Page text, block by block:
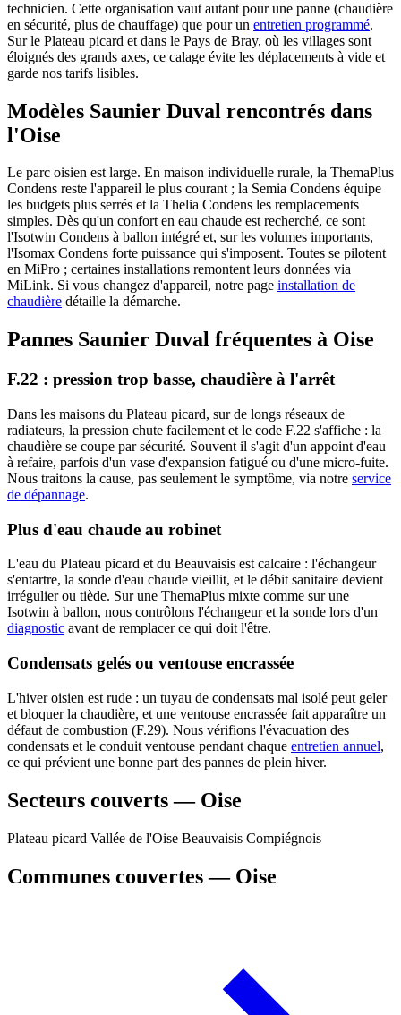
technicien. Cette organisation vaut autant pour une panne (chaudière
en sécurité, plus de chauffage) que pour un entretien programmé.
Sur le Plateau picard et dans le Pays de Bray, où les villages sont
éloignés des grands axes, ce calage évite les déplacements à vide et
garde nos tarifs lisibles.
Modèles Saunier Duval rencontrés dans
l'Oise
Le parc oisien est large. En maison individuelle rurale, la ThemaPlus
Condens reste l'appareil le plus courant ; la Semia Condens équipe
les budgets plus serrés et la Thelia Condens les remplacements
simples. Dès qu'un confort en eau chaude est recherché, ce sont
l'Isotwin Condens à ballon intégré et, sur les volumes importants,
l'Isomax Condens forte puissance qui s'imposent. Toutes se pilotent
en MiPro ; certaines installations remontent leurs données via
MiLink. Si vous changez d'appareil, notre page installation de
chaudière détaille la démarche.
Pannes Saunier Duval fréquentes à Oise
F.22 : pression trop basse, chaudière à l'arrêt
Dans les maisons du Plateau picard, sur de longs réseaux de
radiateurs, la pression chute facilement et le code F.22 s'affiche : la
chaudière se coupe par sécurité. Souvent il s'agit d'un appoint d'eau
à refaire, parfois d'un vase d'expansion fatigué ou d'une micro-fuite.
Nous traitons la cause, pas seulement le symptôme, via notre service
de dépannage.
Plus d'eau chaude au robinet
L'eau du Plateau picard et du Beauvaisis est calcaire : l'échangeur
s'entartre, la sonde d'eau chaude vieillit, et le débit sanitaire devient
irrégulier ou tiède. Sur une ThemaPlus mixte comme sur une
Isotwin à ballon, nous contrôlons l'échangeur et la sonde lors d'un
diagnostic avant de remplacer ce qui doit l'être.
Condensats gelés ou ventouse encrassée
L'hiver oisien est rude : un tuyau de condensats mal isolé peut geler
et bloquer la chaudière, et une ventouse encrassée fait apparaître un
défaut de combustion (F.29). Nous vérifions l'évacuation des
condensats et le conduit ventouse pendant chaque entretien annuel,
ce qui prévient une bonne part des pannes de plein hiver.
Secteurs couverts — Oise
Plateau picard Vallée de l'Oise Beauvaisis Compiégnois
Communes couvertes — Oise